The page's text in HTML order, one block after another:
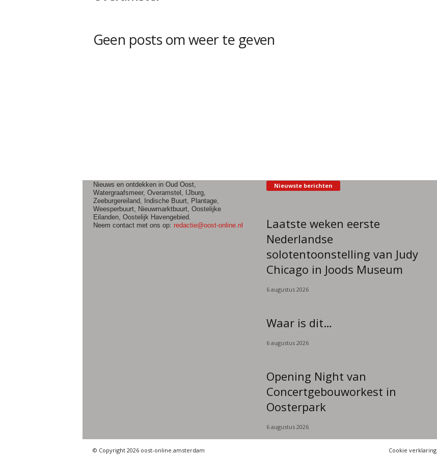
Geen posts om weer te geven
Nieuws en ontdekken in Oud Oost,
Watergraafsmeer, Overamstel, IJburg,
Zeeburgereiland, Indische Buurt, Plantage,
Weesperbuurt, Nieuwmarktbuurt, Oostelijke
Eilanden, Oostelijk Havengebied.
Neem contact met ons op: redactie@oost-online.nl
Nieuwste berichten
Laatste weken eerste
Nederlandse
solotentoonstelling van Judy
Chicago in Joods Museum
6 augustus 2026
Waar is dit…
6 augustus 2026
Opening Night van
Concertgebouworkest in
Oosterpark
6 augustus 2026
Cookie verklaring
© Copyright 2026 oost-online.amsterdam